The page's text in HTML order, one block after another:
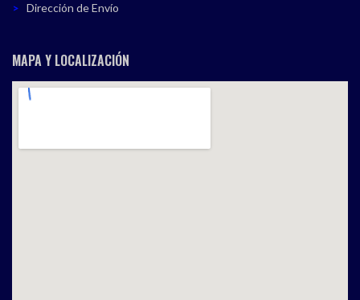
Dirección de Envío
MAPA Y LOCALIZACIÓN